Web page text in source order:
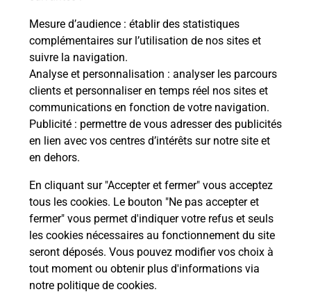
Mesure d’audience : établir des statistiques
complémentaires sur l’utilisation de nos sites et
suivre la navigation.
Analyse et personnalisation : analyser les parcours
clients et personnaliser en temps réel nos sites et
communications en fonction de votre navigation.
Publicité : permettre de vous adresser des publicités
en lien avec vos centres d’intérêts sur notre site et
en dehors.
En cliquant sur "Accepter et fermer" vous acceptez
tous les cookies. Le bouton "Ne pas accepter et
fermer" vous permet d'indiquer votre refus et seuls
les cookies nécessaires au fonctionnement du site
seront déposés. Vous pouvez modifier vos choix à
tout moment ou obtenir plus d'informations via
notre politique de cookies.
Souscrire à la téléassistance
Vous cherchez une téléassistance, téléalarme dans
le département Aveyron ?
Découvrez nos offres.
En savoir plus
Localiser Liste
Liste - examen code de la route
Aveyron - examen code de la route